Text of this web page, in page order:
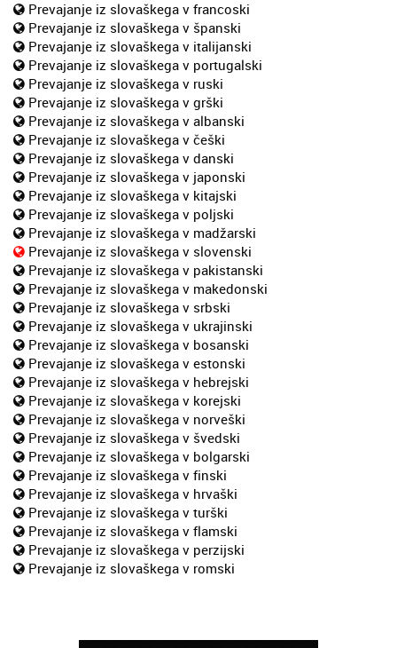
Prevajanje iz slovaškega v francoski
Prevajanje iz slovaškega v španski
Prevajanje iz slovaškega v italijanski
Prevajanje iz slovaškega v portugalski
Prevajanje iz slovaškega v ruski
Prevajanje iz slovaškega v grški
Prevajanje iz slovaškega v albanski
Prevajanje iz slovaškega v češki
Prevajanje iz slovaškega v danski
Prevajanje iz slovaškega v japonski
Prevajanje iz slovaškega v kitajski
Prevajanje iz slovaškega v poljski
Prevajanje iz slovaškega v madžarski
Prevajanje iz slovaškega v slovenski
Prevajanje iz slovaškega v pakistanski
Prevajanje iz slovaškega v makedonski
Prevajanje iz slovaškega v srbski
Prevajanje iz slovaškega v ukrajinski
Prevajanje iz slovaškega v bosanski
Prevajanje iz slovaškega v estonski
Prevajanje iz slovaškega v hebrejski
Prevajanje iz slovaškega v korejski
Prevajanje iz slovaškega v norveški
Prevajanje iz slovaškega v švedski
Prevajanje iz slovaškega v bolgarski
Prevajanje iz slovaškega v finski
Prevajanje iz slovaškega v hrvaški
Prevajanje iz slovaškega v turški
Prevajanje iz slovaškega v flamski
Prevajanje iz slovaškega v perzijski
Prevajanje iz slovaškega v romski